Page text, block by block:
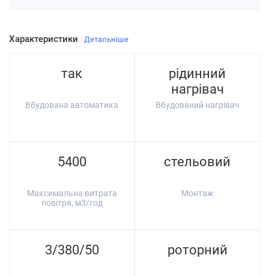
Характеристики Детальніше
так
Вбудована автоматика
рідинний
нагрівач
Вбудований нагрівач
5400
Максимальна витрата
повітря, м3/год
стельовий
Монтаж
3/380/50 роторний